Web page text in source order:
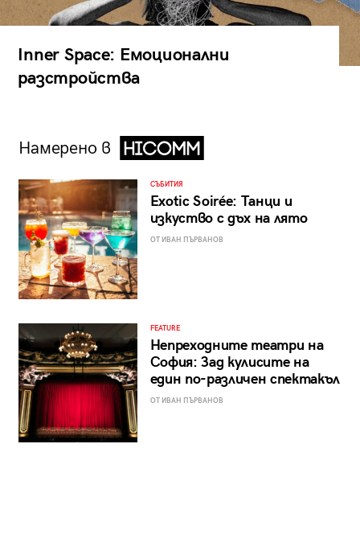
Inner Space: Емоционални
разстройства
Намерено в
СЪБИТИЯ
Exotic Soirée: Танци и
изкуство с дъх на лято
ОТ ИВАН ПЪРВАНОВ
FEATURE
Непреходните театри на
София: Зад кулисите на
един по-различен спектакъл
ОТ ИВАН ПЪРВАНОВ